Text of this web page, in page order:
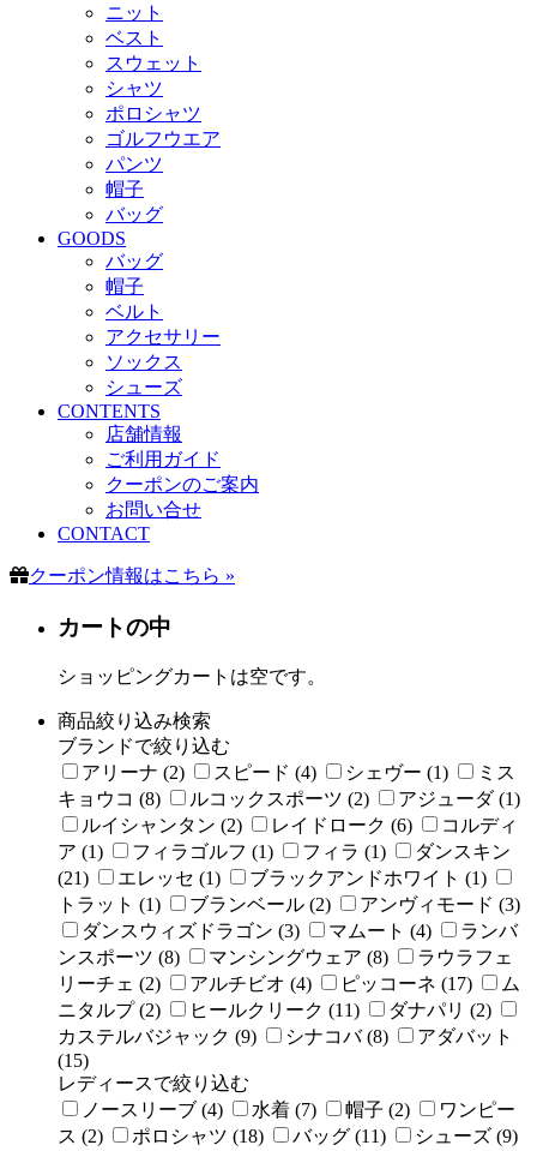
ニット
ベスト
スウェット
シャツ
ポロシャツ
ゴルフウエア
パンツ
帽子
バッグ
GOODS
バッグ
帽子
ベルト
アクセサリー
ソックス
シューズ
CONTENTS
店舗情報
ご利用ガイド
クーポンのご案内
お問い合せ
CONTACT
クーポン情報はこちら »
カートの中
ショッピングカートは空です。
商品絞り込み検索
ブランドで絞り込む
アリーナ (2)
スピード (4) シェヴー (1)
ミス
キョウコ (8)
ルコックスポーツ (2)
アジューダ (1)
ルイシャンタン (2)
レイドローク (6)
コルディ
ア (1)
フィラゴルフ (1) フィラ (1)
ダンスキン
(21)
エレッセ (1)
ブラックアンドホワイト (1)
トラット (1)
ブランベール (2)
アンヴィモード (3)
ダンスウィズドラゴン (3)
マムート (4)
ランバ
ンスポーツ (8)
マンシングウェア (8)
ラウラフェ
リーチェ (2)
アルチビオ (4) ピッコーネ (17)
ム
ニタルプ (2)
ヒールクリーク (11)
ダナパリ (2)
カステルバジャック (9)
シナコバ (8)
アダバット
(15)
レディースで絞り込む
ノースリーブ (4)
水着 (7) 帽子 (2)
ワンピー
ス (2)
ポロシャツ (18) バッグ (11)
シューズ (9)